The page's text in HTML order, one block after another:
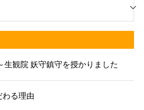
生観院 妖守鎮守を授かりました
わる理由